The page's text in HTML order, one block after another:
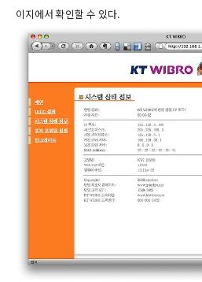
이지에서 확인할 수 있다.